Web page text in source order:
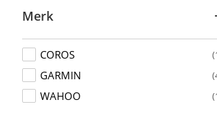
Merk
COROS
GARMIN
WAHOO